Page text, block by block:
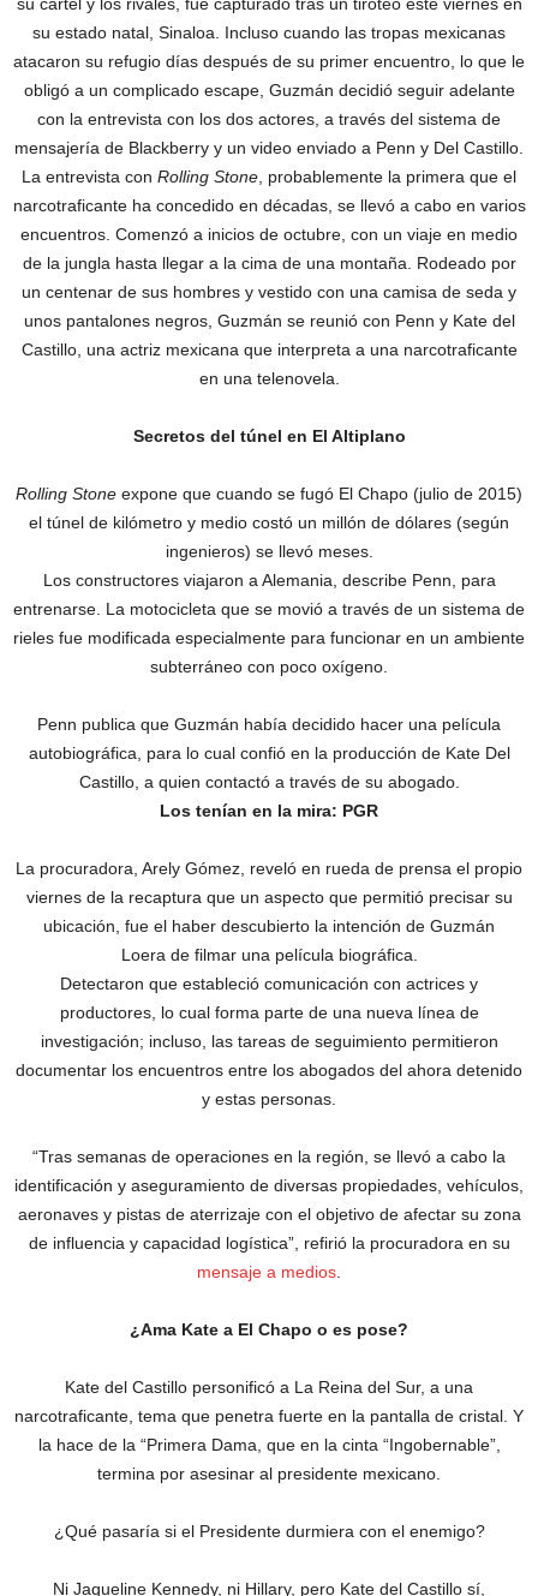
su estado natal, Sinaloa. Incluso cuando las tropas mexicanas
atacaron su refugio días después de su primer encuentro, lo que le
obligó a un complicado escape, Guzmán decidió seguir adelante
con la entrevista con los dos actores, a través del sistema de
mensajería de Blackberry y un video enviado a Penn y Del Castillo.
La entrevista con Rolling Stone , probablemente la primera que el
narcotraficante ha concedido en décadas, se llevó a cabo en varios
encuentros. Comenzó a inicios de octubre, con un viaje en medio
de la jungla hasta llegar a la cima de una montaña. Rodeado por
un centenar de sus hombres y vestido con una camisa de seda y
unos pantalones negros, Guzmán se reunió con Penn y Kate del
Castillo, una actriz mexicana que interpreta a una narcotraficante
en una telenovela.
Secretos del túnel en El Altiplano
Rolling Stone expone que cuando se fugó El Chapo (julio de 2015)
el túnel de kilómetro y medio costó un millón de dólares (según
ingenieros) se llevó meses.
Los constructores viajaron a Alemania, describe Penn, para
entrenarse. La motocicleta que se movió a través de un sistema de
rieles fue modificada especialmente para funcionar en un ambiente
subterráneo con poco oxígeno.
Penn publica que Guzmán había decidido hacer una película
autobiográfica, para lo cual confió en la producción de Kate Del
Castillo, a quien contactó a través de su abogado.
Los tenían en la mira: PGR
La procuradora, Arely Gómez, reveló en rueda de prensa el propio
viernes de la recaptura que un aspecto que permitió precisar su
ubicación, fue el haber descubierto la intención de Guzmán
Loera de filmar una película biográfica.
Detectaron que estableció comunicación con actrices y
productores, lo cual forma parte de una nueva línea de
investigación; incluso, las tareas de seguimiento permitieron
documentar los encuentros entre los abogados del ahora detenido
y estas personas.
“Tras semanas de operaciones en la región, se llevó a cabo la
identificación y aseguramiento de diversas propiedades, vehículos,
aeronaves y pistas de aterrizaje con el objetivo de afectar su zona
de influencia y capacidad logística”, refirió la procuradora en su
mensaje a medios
¿Ama Kate a El Chapo o es pose?
Kate del Castillo personificó a La Reina del Sur, a una
narcotraficante, tema que penetra fuerte en la pantalla de cristal. Y
la hace de la “Primera Dama, que en la cinta “Ingobernable”,
termina por asesinar al presidente mexicano.
¿Qué pasaría si el Presidente durmiera con el enemigo?
Ni Jaqueline Kennedy, ni Hillary, pero Kate del Castillo sí,